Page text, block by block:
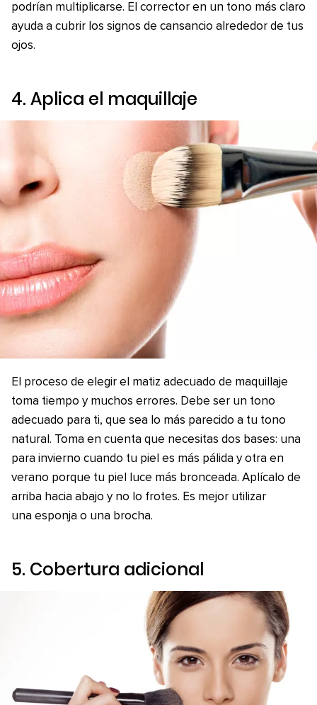
podrían multiplicarse. El corrector en un tono más claro
ayuda a cubrir los signos de cansancio alrededor de tus
ojos.
4. Aplica el maquillaje
El proceso de elegir el matiz adecuado de maquillaje
toma tiempo y muchos errores. Debe ser un tono
adecuado para ti, que sea lo más parecido a tu tono
natural. Toma en cuenta que necesitas dos bases: una
para invierno cuando tu piel es más pálida y otra en
verano porque tu piel luce más bronceada. Aplícalo de
arriba hacia abajo y no lo frotes. Es mejor utilizar
una esponja o una brocha.
5. Cobertura adicional